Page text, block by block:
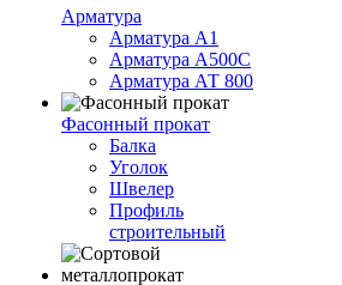
Арматура
Арматура А1
Арматура А500С
Арматура АТ 800
Фасонный прокат
Балка
Уголок
Швелер
Профиль
строительный